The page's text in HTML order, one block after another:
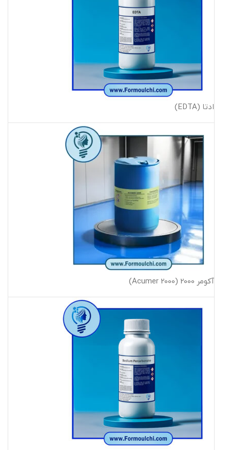
ادتا (EDTA)
آکومر 2000 (Acumer 2000)